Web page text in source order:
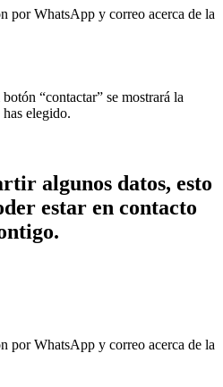
por WhatsApp y correo acerca de la
“contactar” se mostrará la
elegido.
algunos datos, esto
estar en contacto
por WhatsApp y correo acerca de la